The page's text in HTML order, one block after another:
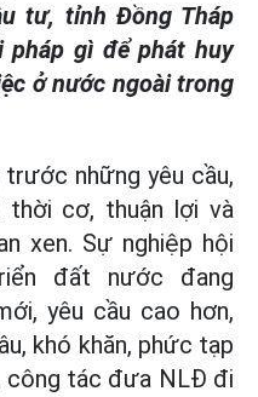
tư, tỉnh Đồng Tháp
pháp gì để phát huy
ở nước ngoài trong
những yêu cầu,
thời cơ, thuận lợi và
xen. Sự nghiệp hội
đất nước đang
yêu cầu cao hơn,
khó khăn, phức tạp
công tác đưa NLĐ đi